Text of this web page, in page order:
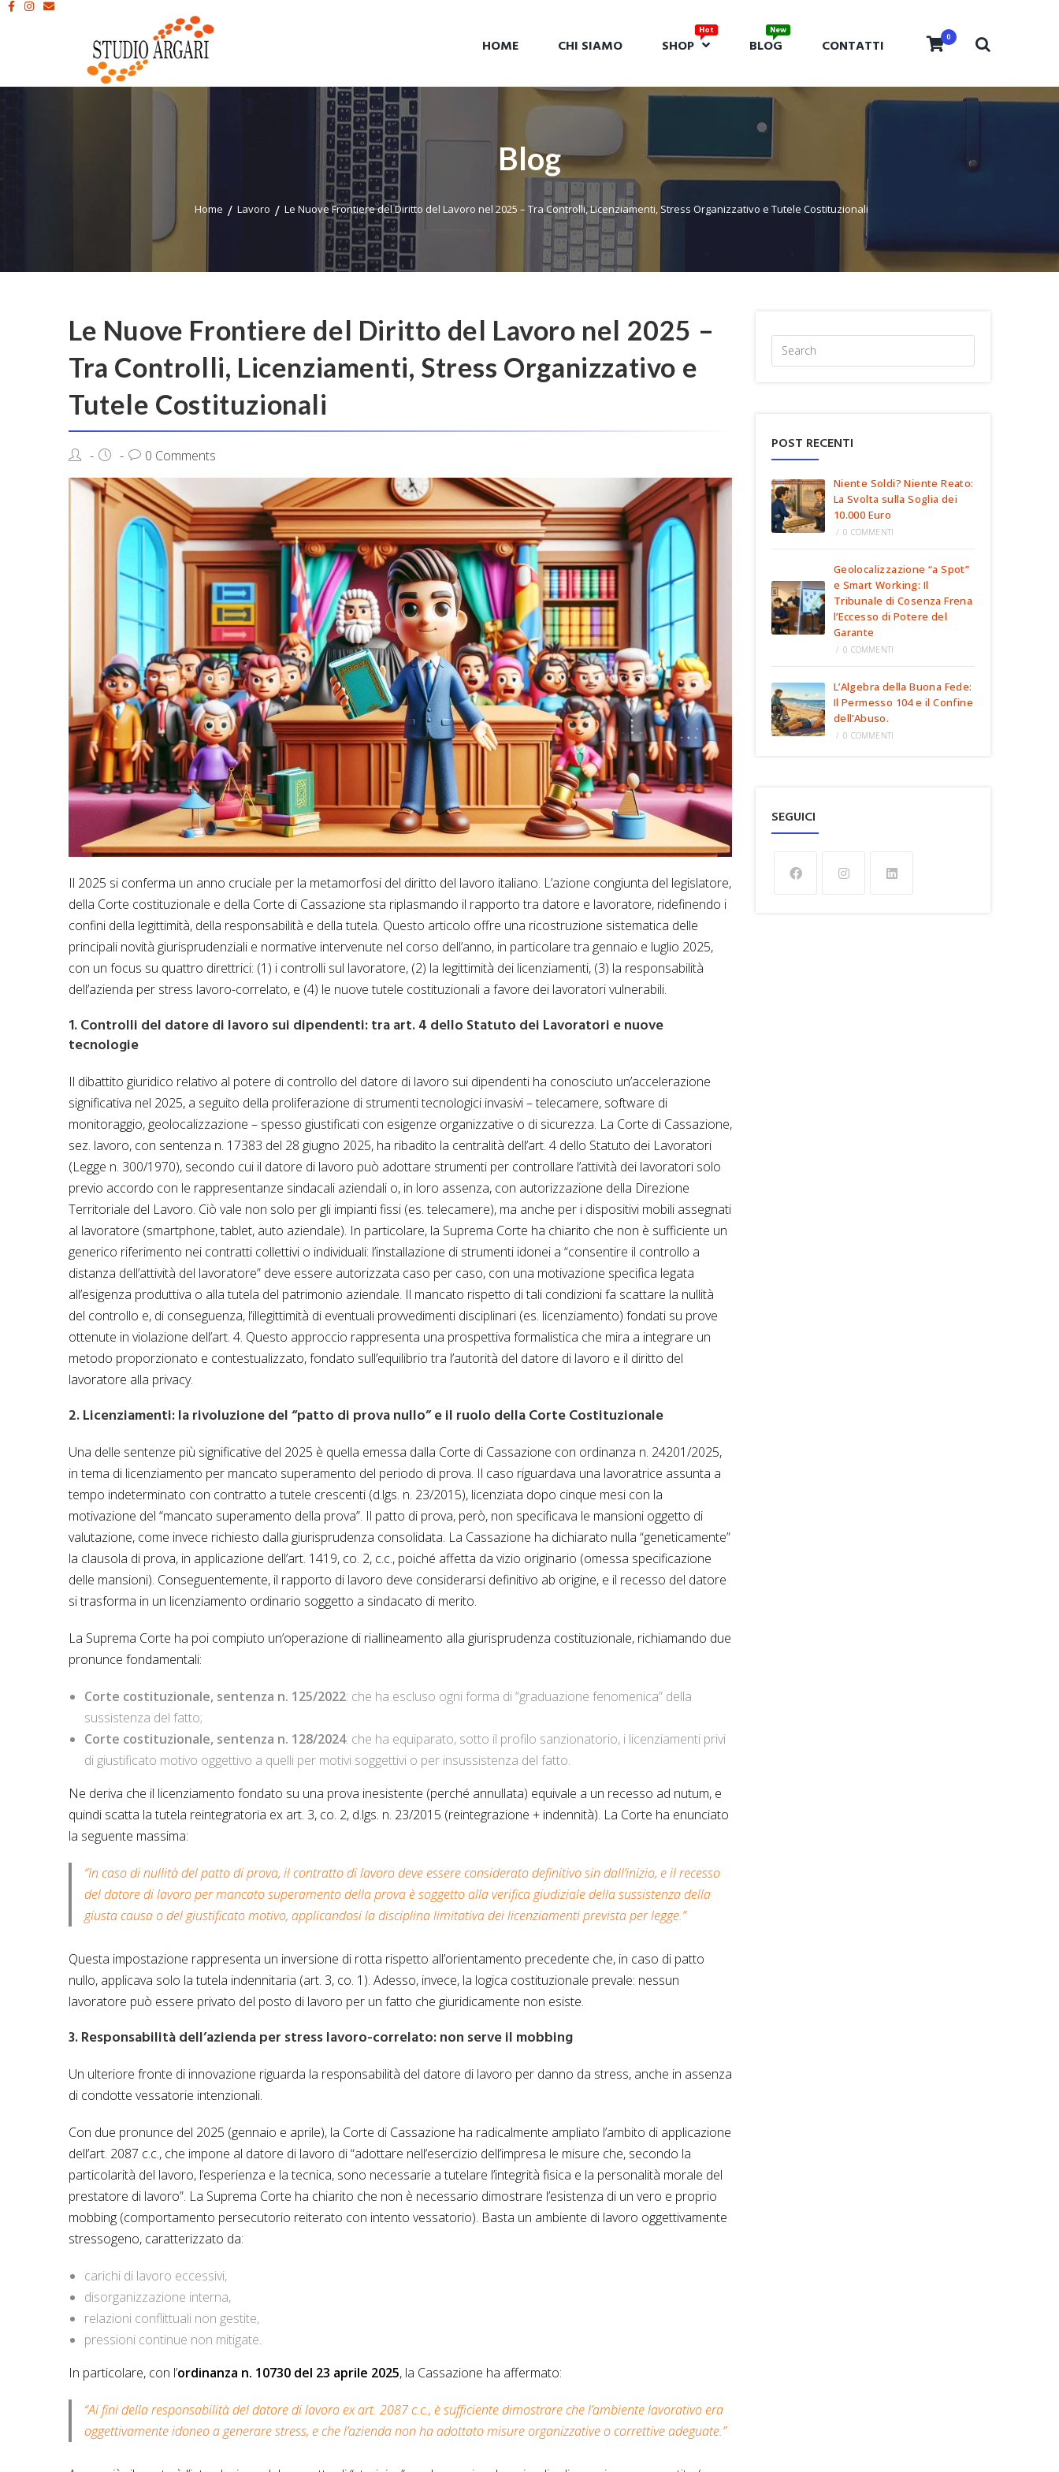
HOME CHI SIAMO SHOP BLOG CONTATTI 0
Blog
Home Lavoro Le Nuove Frontiere del Diritto del Lavoro nel 2025 – Tra Controlli, Licenziamenti, Stress Organizzativo e Tutele Costituzionali
Le Nuove Frontiere del Diritto del Lavoro nel 2025 –
Tra Controlli, Licenziamenti, Stress Organizzativo e
Tutele Costituzionali
0 Comments
Il 2025 si conferma un anno cruciale per la metamorfosi del diritto del lavoro italiano. L’azione congiunta del legislatore,
della Corte costituzionale e della Corte di Cassazione sta riplasmando il rapporto tra datore e lavoratore, ridefinendo i
confini della legittimità, della responsabilità e della tutela. Questo articolo offre una ricostruzione sistematica delle
principali novità giurisprudenziali e normative intervenute nel corso dell’anno, in particolare tra gennaio e luglio 2025,
con un focus su quattro direttrici: (1) i controlli sul lavoratore, (2) la legittimità dei licenziamenti, (3) la responsabilità
dell’azienda per stress lavoro-correlato, e (4) le nuove tutele costituzionali a favore dei lavoratori vulnerabili.
1. Controlli del datore di lavoro sui dipendenti: tra art. 4 dello Statuto dei Lavoratori e nuove
tecnologie
Il dibattito giuridico relativo al potere di controllo del datore di lavoro sui dipendenti ha conosciuto un’accelerazione
significativa nel 2025, a seguito della proliferazione di strumenti tecnologici invasivi – telecamere, software di
monitoraggio, geolocalizzazione – spesso giustificati con esigenze organizzative o di sicurezza. La Corte di Cassazione,
sez. lavoro, con sentenza n. 17383 del 28 giugno 2025, ha ribadito la centralità dell’art. 4 dello Statuto dei Lavoratori
(Legge n. 300/1970), secondo cui il datore di lavoro può adottare strumenti per controllare l’attività dei lavoratori solo
previo accordo con le rappresentanze sindacali aziendali o, in loro assenza, con autorizzazione della Direzione
Territoriale del Lavoro. Ciò vale non solo per gli impianti fissi (es. telecamere), ma anche per i dispositivi mobili assegnati
al lavoratore (smartphone, tablet, auto aziendale). In particolare, la Suprema Corte ha chiarito che non è sufficiente un
generico riferimento nei contratti collettivi o individuali: l’installazione di strumenti idonei a “consentire il controllo a
distanza dell’attività del lavoratore” deve essere autorizzata caso per caso, con una motivazione specifica legata
all’esigenza produttiva o alla tutela del patrimonio aziendale. Il mancato rispetto di tali condizioni fa scattare la nullità
del controllo e, di conseguenza, l’illegittimità di eventuali provvedimenti disciplinari (es. licenziamento) fondati su prove
ottenute in violazione dell’art. 4. Questo approccio rappresenta una prospettiva formalistica che mira a integrare un
metodo proporzionato e contestualizzato, fondato sull’equilibrio tra l’autorità del datore di lavoro e il diritto del
lavoratore alla privacy.
2. Licenziamenti: la rivoluzione del “patto di prova nullo” e il ruolo della Corte Costituzionale
Una delle sentenze più significative del 2025 è quella emessa dalla Corte di Cassazione con ordinanza n. 24201/2025,
in tema di licenziamento per mancato superamento del periodo di prova. Il caso riguardava una lavoratrice assunta a
tempo indeterminato con contratto a tutele crescenti (d.lgs. n. 23/2015), licenziata dopo cinque mesi con la
motivazione del “mancato superamento della prova”. Il patto di prova, però, non specificava le mansioni oggetto di
valutazione, come invece richiesto dalla giurisprudenza consolidata. La Cassazione ha dichiarato nulla “geneticamente”
la clausola di prova, in applicazione dell’art. 1419, co. 2, c.c., poiché affetta da vizio originario (omessa specificazione
delle mansioni). Conseguentemente, il rapporto di lavoro deve considerarsi definitivo ab origine, e il recesso del datore
si trasforma in un licenziamento ordinario soggetto a sindacato di merito.
La Suprema Corte ha poi compiuto un’operazione di riallineamento alla giurisprudenza costituzionale, richiamando due
pronunce fondamentali:
Corte costituzionale, sentenza n. 125/2022: che ha escluso ogni forma di “graduazione fenomenica” della
sussistenza del fatto;
Corte costituzionale, sentenza n. 128/2024: che ha equiparato, sotto il profilo sanzionatorio, i licenziamenti privi
di giustificato motivo oggettivo a quelli per motivi soggettivi o per insussistenza del fatto.
Ne deriva che il licenziamento fondato su una prova inesistente (perché annullata) equivale a un recesso ad nutum, e
quindi scatta la tutela reintegratoria ex art. 3, co. 2, d.lgs. n. 23/2015 (reintegrazione + indennità). La Corte ha enunciato
la seguente massima:
“In caso di nullità del patto di prova, il contratto di lavoro deve essere considerato definitivo sin dall’inizio, e il recesso
del datore di lavoro per mancato superamento della prova è soggetto alla verifica giudiziale della sussistenza della
giusta causa o del giustificato motivo, applicandosi la disciplina limitativa dei licenziamenti prevista per legge.”
Questa impostazione rappresenta un inversione di rotta rispetto all’orientamento precedente che, in caso di patto
nullo, applicava solo la tutela indennitaria (art. 3, co. 1). Adesso, invece, la logica costituzionale prevale: nessun
lavoratore può essere privato del posto di lavoro per un fatto che giuridicamente non esiste.
3. Responsabilità dell’azienda per stress lavoro-correlato: non serve il mobbing
Un ulteriore fronte di innovazione riguarda la responsabilità del datore di lavoro per danno da stress, anche in assenza
di condotte vessatorie intenzionali.
Con due pronunce del 2025 (gennaio e aprile), la Corte di Cassazione ha radicalmente ampliato l’ambito di applicazione
dell’art. 2087 c.c., che impone al datore di lavoro di “adottare nell’esercizio dell’impresa le misure che, secondo la
particolarità del lavoro, l’esperienza e la tecnica, sono necessarie a tutelare l’integrità fisica e la personalità morale del
prestatore di lavoro”. La Suprema Corte ha chiarito che non è necessario dimostrare l’esistenza di un vero e proprio
mobbing (comportamento persecutorio reiterato con intento vessatorio). Basta un ambiente di lavoro oggettivamente
stressogeno, caratterizzato da:
carichi di lavoro eccessivi,
disorganizzazione interna,
relazioni conflittuali non gestite,
pressioni continue non mitigate.
In particolare, con l’ordinanza n. 10730 del 23 aprile 2025, la Cassazione ha affermato:
“Ai fini della responsabilità del datore di lavoro ex art. 2087 c.c., è sufficiente dimostrare che l’ambiente lavorativo era
oggettivamente idoneo a generare stress, e che l’azienda non ha adottato misure organizzative o correttive adeguate.”
POST RECENTI
Niente Soldi? Niente Reato:
La Svolta sulla Soglia dei
10.000 Euro
/ 0 COMMENTI
Geolocalizzazione “a Spot”
e Smart Working: Il
Tribunale di Cosenza Frena
l’Eccesso di Potere del
Garante
/ 0 COMMENTI
L’Algebra della Buona Fede:
Il Permesso 104 e il Confine
dell’Abuso.
/ 0 COMMENTI
SEGUICI